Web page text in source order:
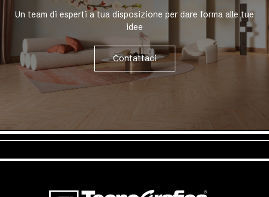
Un team di esperti a tua disposizione per dare forma alle tue
idee
Contattaci